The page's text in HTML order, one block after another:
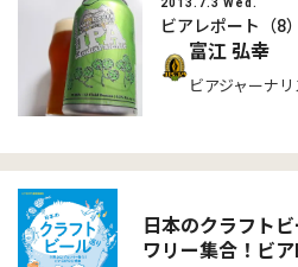
2013.7.3 Wed.
ビアレポート（
富江 弘幸
ビアジャーナリ
日本のクラフト
ワリー集合！ビ